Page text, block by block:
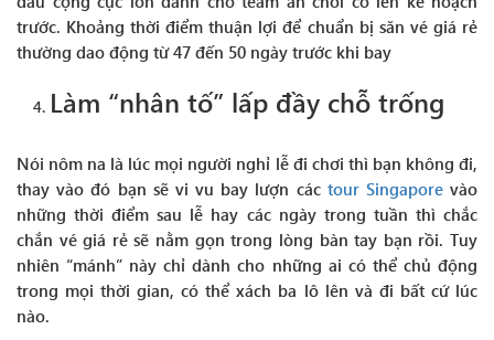
trước. Khoảng thời điểm thuận lợi để chuẩn bị săn vé giá rẻ
thường dao động từ 47 đến 50 ngày trước khi bay
Làm “nhân tố” lấp đầy chỗ trống
Nói nôm na là lúc mọi người nghỉ lễ đi chơi thì bạn không đi,
thay vào đó bạn sẽ vi vu bay lượn các tour Singaporevào
những thời điểm sau lễ hay các ngày trong tuần thì chắc
chắn vé giá rẻ sẽ nằm gọn trong lòng bàn tay bạn rồi. Tuy
nhiên “mánh” này chỉ dành cho những ai có thể chủ động
trong mọi thời gian, có thể xách ba lô lên và đi bất cứ lúc
nào.